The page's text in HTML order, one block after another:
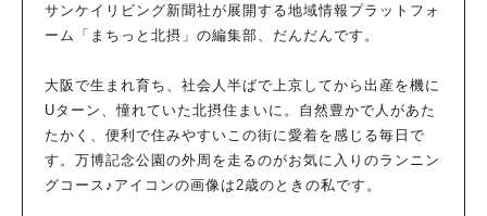
サンケイリビング新聞社が展開する地域情報プラットフォ
ーム「まちっと北摂」の編集部、だんだんです。
大阪で生まれ育ち、社会人半ばで上京してから出産を機に
Uターン、憧れていた北摂住まいに。自然豊かで人があた
たかく、便利で住みやすいこの街に愛着を感じる毎日で
す。万博記念公園の外周を走るのがお気に入りのランニン
グコース♪アイコンの画像は2歳のときの私です。